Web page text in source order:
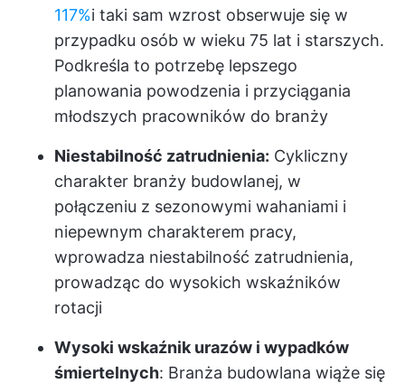
117%i taki sam wzrost obserwuje się w
przypadku osób w wieku 75 lat i starszych.
Podkreśla to potrzebę lepszego
planowania powodzenia i przyciągania
młodszych pracowników do branży
Niestabilność zatrudnienia: Cykliczny
charakter branży budowlanej, w
połączeniu z sezonowymi wahaniami i
niepewnym charakterem pracy,
wprowadza niestabilność zatrudnienia,
prowadząc do wysokich wskaźników
rotacji
Wysoki wskaźnik urazów i wypadków
śmiertelnych: Branża budowlana wiąże się